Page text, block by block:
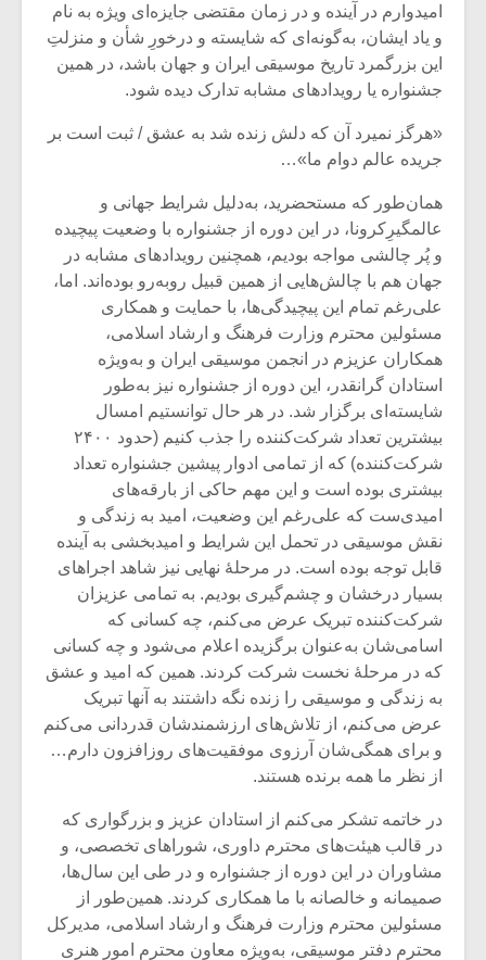
امیدوارم در آینده و در زمان مقتضی جایزه‌ای ویژه به نام
و یاد ایشان، به‌گونه‌ای که شایسته و درخورِ شأن و منزلتِ
این بزرگمرد تاریخ موسیقی ایران و جهان باشد، در همین
جشنواره یا رویدادهای مشابه تدارک دیده شود.
«هرگز نمیرد آن که دلش زنده شد به عشق / ثبت است بر
جریده عالم دوام ما»…
همان‌طور که مستحضرید، به‌دلیل شرایط جهانی و
عالمگیرِکرونا، در این دوره از جشنواره با وضعیت پیچیده‌
و پُر چالشی مواجه بودیم، همچنین رویدادهای مشابه در
جهان هم با چالش‌هایی از همین قبیل روبه‌رو بوده‌اند. اما،
علی‌رغم تمام این پیچیدگی‌ها، با حمایت و همکاری
مسئولین محترم وزارت فرهنگ و ارشاد اسلامی،
همکاران عزیزم در انجمن موسیقی ایران و به‌ویژه
استادان گرانقدر، این دوره از جشنواره نیز به‌طور
شایسته‌ای برگزار شد. در هر حال توانستیم امسال
بیشترین تعداد شرکت‌کننده را جذب کنیم (حدود ۲۴۰۰
شرکت‌کننده) که از تمامی ادوار پیشین جشنواره تعداد
بیشتری بوده است و این مهم حاکی از بارقه‌های
امیدی‌ست که علی‌رغم این وضعیت، امید به زندگی و
نقش موسیقی در تحمل این شرایط و امیدبخشی به آینده
قابل توجه بوده است. در مرحلۀ نهایی نیز شاهد اجراهای
بسیار درخشان و چشم‌گیری بودیم. به تمامی عزیزان
شرکت‌کننده تبریک عرض می‌کنم، چه کسانی که
اسامی‌شان به‌عنوان برگزیده اعلام می‌شود و چه کسانی
که در مرحلۀ نخست شرکت کردند. همین که امید و عشق
به زندگی و موسیقی را زنده نگه داشتند به آنها تبریک
عرض می‌کنم، از تلاش‌های ارزشمندشان قدردانی می‌کنم
و برای همگی‌شان آرزوی موفقیت‌های روزافزون دارم…
از نظر ما همه برنده هستند.
در خاتمه تشکر می‌کنم از استادان عزیز و بزرگواری که
در قالب هیئت‌های محترم داوری، شوراهای تخصصی، و
مشاوران در این دوره از جشنواره و در طی این سال‌ها،
صمیمانه و خالصانه با ما همکاری کردند. همین‌طور از
مسئولین محترم وزارت فرهنگ و ارشاد اسلامی، مدیرکل
محترم دفتر موسیقی، به‌ویژه معاون محترم امور هنری